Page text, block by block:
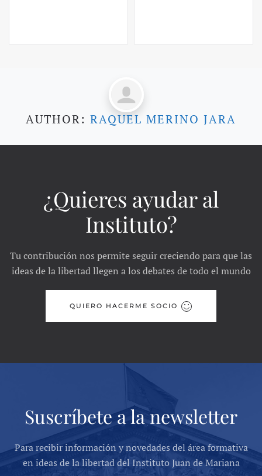
AUTHOR: RAQUEL MERINO JARA
¿Quieres ayudar al
Instituto?
Tu contribución nos permite seguir creciendo para que las
ideas de la libertad llegen a los debates de todo el mundo
QUIERO HACERME SOCIO
Suscríbete a la newsletter
Para recibir información y novedades del área formativa
en ideas de la libertad del Instituto Juan de Mariana